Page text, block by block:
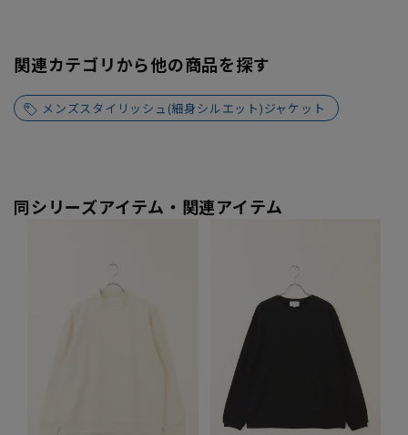
関連カテゴリから他の商品を探す
メンズスタイリッシュ(細身シルエット)ジャケット
同シリーズアイテム・関連アイテム